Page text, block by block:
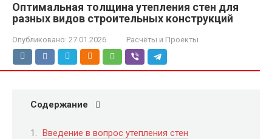
Оптимальная толщина утепления стен для
разных видов строительных конструкций
Опубликовано: 27.01.2026 Расчёты и Проекты
Содержание
Введение в вопрос утепления стен